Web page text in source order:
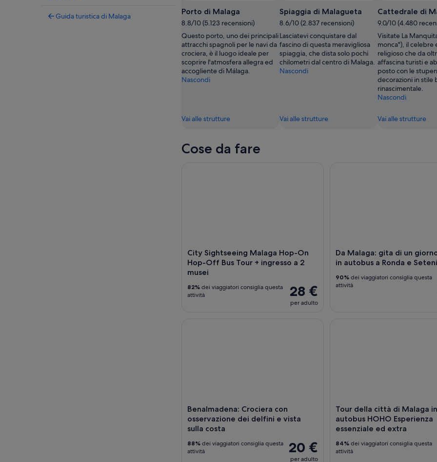
Guida turistica di Malaga
Porto di Malaga
8.8/10 (5.123 recensioni)
Questo porto, uno dei principali
attracchi spagnoli per le navi da
crociera, è il luogo ideale per
scoprire l'atmosfera allegra ed
accogliente di Málaga.
Nascondi
Vai alle strutture
Spiaggia di Malagueta
8.6/10 (2.837 recensioni)
Lasciatevi conquistare dal
fascino di questa meravigliosa
spiaggia, che dista solo pochi
chilometri dal centro di Malaga.
Nascondi
Vai alle strutture
Cattedrale di
9.0/10 (4.480
Visitate La
monca"), il celebre
religioso che da
affascina turisti e
posto con le
decorazioni in stile
rinascimentale.
Nascondi
Vai alle strutture
Cose da fare
City Sightseeing Malaga Hop-On
Hop-Off Bus Tour + ingresso a 2
musei
28 €
per adulto
82% dei viaggiatori consiglia questa
attività
Da Malaga: gita di un
in autobus a Ronda e
90% dei viaggiatori consiglia questa
attività
Benalmadena: Crociera con
osservazione dei delfini e vista
sulla costa
20 €
per adulto
88% dei viaggiatori consiglia questa
attività
Tour della città di Malaga in
autobus HOHO Esperienza
essenziale ed extra
84% dei viaggiatori consiglia questa
attività